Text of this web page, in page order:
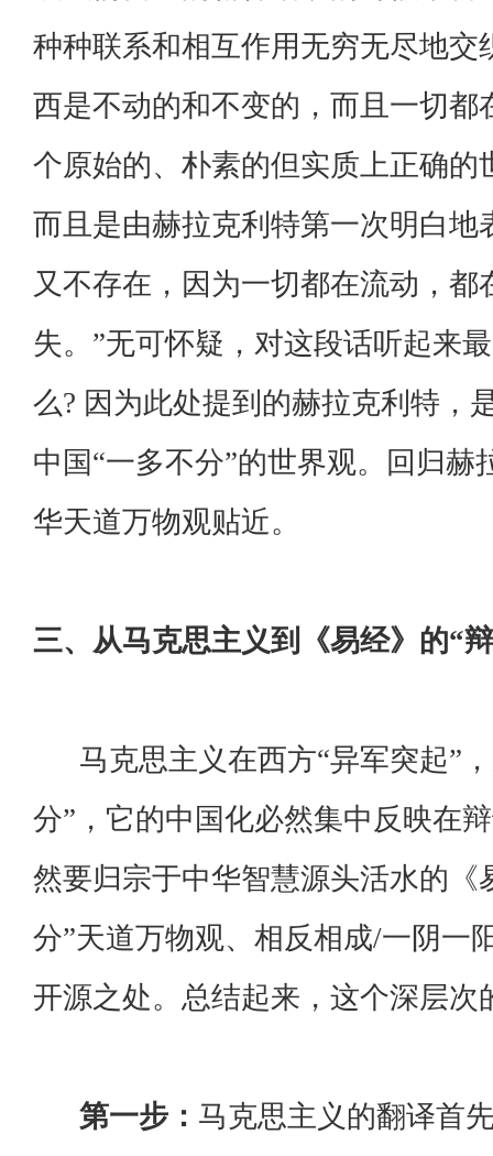
种种联系和相互作用无穷无尽地
西是不动的和不变的，而且一切
个原始的、朴素的但实质上正确
而且是由赫拉克利特第一次明白
又不存在，因为一切都在流动，
失。”无可怀疑，对这段话听起来
么? 因为此处提到的赫拉克利特，
中国“一多不分”的世界观。回归
华天道万物观贴近。
三、从马克思主义到《易经》的“
马克思主义在西方“异军突起”，
分”，它的中国化必然集中反映在
然要归宗于中华智慧源头活水的《
分”天道万物观、相反相成/一阴一
开源之处。总结起来，这个深层
第一步： 马克思主义的翻译首